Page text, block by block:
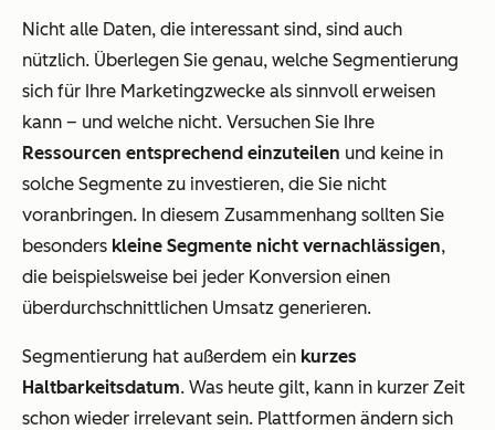
Nicht alle Daten, die interessant sind, sind auch
nützlich. Überlegen Sie genau, welche Segmentierung
sich für Ihre Marketingzwecke als sinnvoll erweisen
kann – und welche nicht. Versuchen Sie Ihre
Ressourcen entsprechend einzuteilen und keine in
solche Segmente zu investieren, die Sie nicht
voranbringen. In diesem Zusammenhang sollten Sie
besonders kleine Segmente nicht vernachlässigen,
die beispielsweise bei jeder Konversion einen
überdurchschnittlichen Umsatz generieren.
Segmentierung hat außerdem ein kurzes
Haltbarkeitsdatum. Was heute gilt, kann in kurzer Zeit
schon wieder irrelevant sein. Plattformen ändern sich